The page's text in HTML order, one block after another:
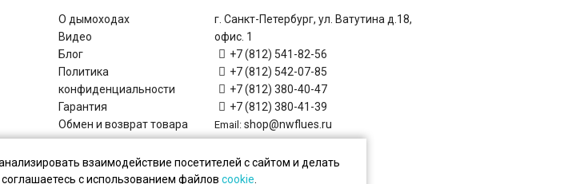
О дымоходах
Видео
Блог
Политика
конфиденциальности
Гарантия
Обмен и возврат товара
Способы оплаты:
г. Санкт-Петербург, ул. Ватутина д.18,
офис. 1
+7 (812) 541-82-56
+7 (812) 542-07-85
+7 (812) 380-40-47
+7 (812) 380-41-39
Email: shop@nwflues.ru
взаимодействие посетителей с сайтом и делать
с использованием файлов cookie